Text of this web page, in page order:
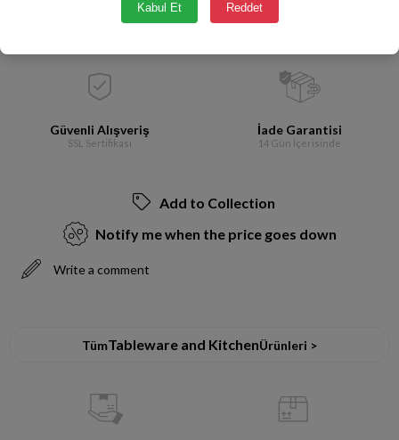
Güvenli Alışveriş
SSL Sertifikası
İade Garantisi
14 Gün İçerisinde
Add to Collection
Notify me when the price goes down
Write a comment
TümTableware and KitchenÜrünleri >
Kabul Et Reddet